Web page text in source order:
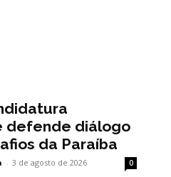
defende diálogo
da Paraíba
- 3 de agosto de 2026 0